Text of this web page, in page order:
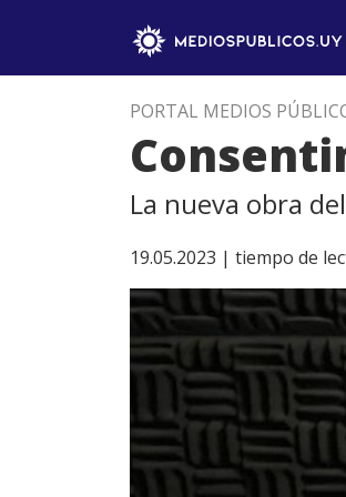
PORTAL MEDIOS
La nueva obra
19.05.2023 | tiempo de